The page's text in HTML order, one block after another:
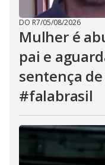
DO R7/05/08/2026
Mulher é
pai e
sentença
#falabrasil